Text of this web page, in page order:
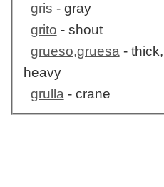
gris - gray
grito - shout
grueso,gruesa - thick,
heavy
grulla - crane